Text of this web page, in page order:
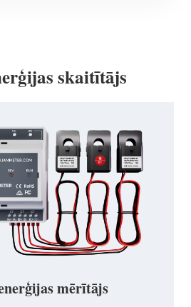
skaitītājs
mērītājs